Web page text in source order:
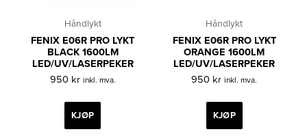
Håndlykt
FENIX E06R PRO LYKT
BLACK 1600LM
LED/UV/LASERPEKER
950 kr inkl. mva.
KJØP
Håndlykt
FENIX E06R PRO LYKT
ORANGE 1600LM
LED/UV/LASERPEKER
950 kr inkl. mva.
KJØP